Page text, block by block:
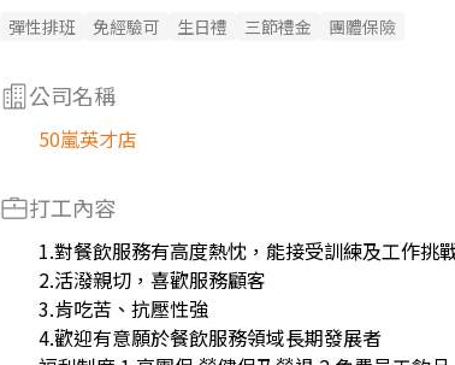
彈性排班 免經驗可 生日禮 三節禮金 團體保險
公司名稱
50嵐英才店
打工內容
1.對餐飲服務有高度熱忱，能接受訓練及工作挑
2.活潑親切，喜歡服務顧客
3.肯吃苦、抗壓性強
4.歡迎有意願於餐飲服務領域長期發展者